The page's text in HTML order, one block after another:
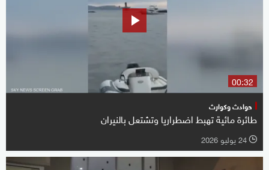
00:32
حوادث وكوارث
طائرة مائية تهبط اضطراريا وتشتعل بالنيران
l 24 يوليو 2026